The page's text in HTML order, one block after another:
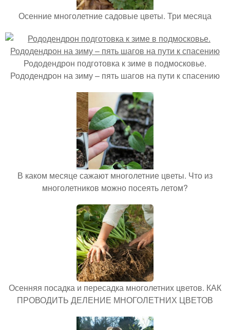
Осенние многолетние садовые цветы. Три месяца
Рододендрон подготовка к зиме в подмосковье.
Рододендрон на зиму – пять шагов на пути к спасению
В каком месяце сажают многолетние цветы. Что из
многолетников можно посеять летом?
Осенняя посадка и пересадка многолетних цветов. КАК
ПРОВОДИТЬ ДЕЛЕНИЕ МНОГОЛЕТНИХ ЦВЕТОВ